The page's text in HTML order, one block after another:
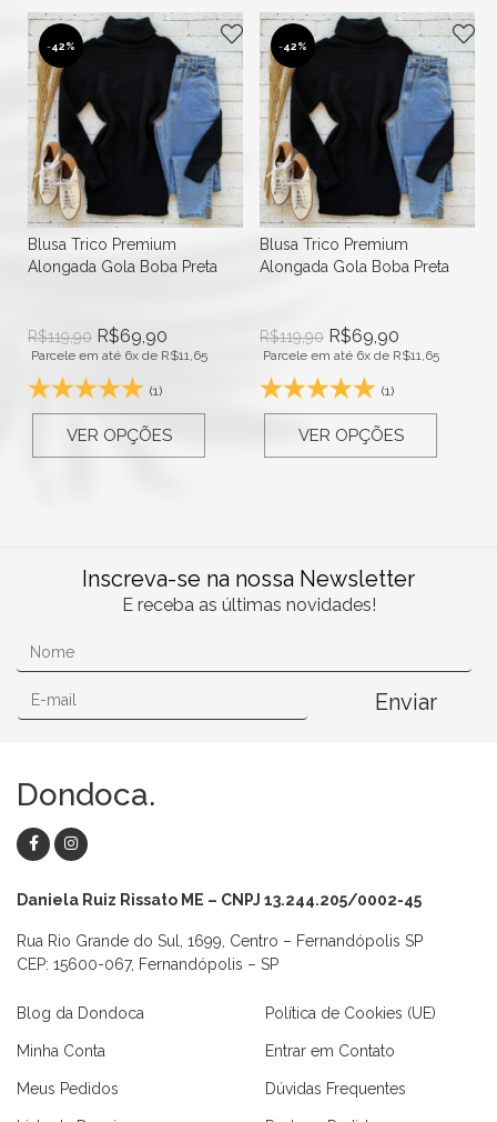
-42%
Blusa Trico Premium
Alongada Gola Boba Preta
R$119,90 R$69,90
Parcele em até 6x de R$11,65
(1)
VER OPÇÕES
-42%
Blusa Trico Premium
Alongada Gola Boba Preta
R$119,90 R$69,90
Parcele em até 6x de R$11,65
(1)
VER OPÇÕES
Inscreva-se na nossa Newsletter
E receba as últimas novidades!
Enviar
Dondoca.
Daniela Ruiz Rissato ME – CNPJ 13.244.205/0002-45
Rua Rio Grande do Sul, 1699, Centro – Fernandópolis SP
CEP: 15600-067, Fernandópolis – SP
Blog da Dondoca
Minha Conta
Meus Pedidos
Política de Cookies (UE)
Entrar em Contato
Dúvidas Frequentes